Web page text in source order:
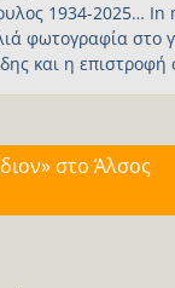
1934-2025… In
φωτογραφία στο
και η
στο Άλσος